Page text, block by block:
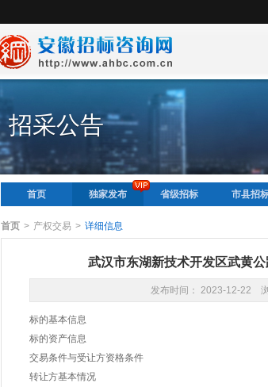
招采公告
首页 独家发布 省级招标 市县招
首页 > 产权交易 > 详细信息
武汉市东湖新技术开发区武黄
发布时间： 2023-12-22
标的基本信息
标的资产信息
交易条件与受让方资格条件
转让方基本情况